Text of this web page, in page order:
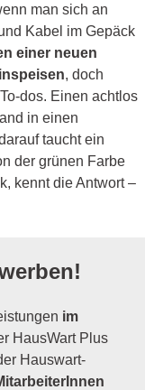
man sich an
Kabel im Gepäck
einer neuen
, doch
dos. Einen achtlos
in einen
taucht ein
der grünen Farbe
kennt die Antwort –
im
HausWart Plus
Hauswart-